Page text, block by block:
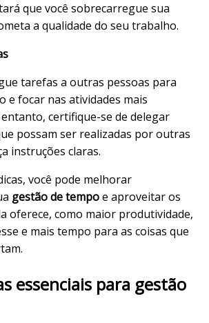
que você sobrecarregue sua
a qualidade do seu trabalho.
tarefas a outras pessoas para
e focar nas atividades mais
certifique-se de delegar
possam ser realizadas por outras
instruções claras.
você pode melhorar
gestão de tempoe aproveitar os
oferece, como maior produtividade,
e mais tempo para as coisas que
essenciais para gestão